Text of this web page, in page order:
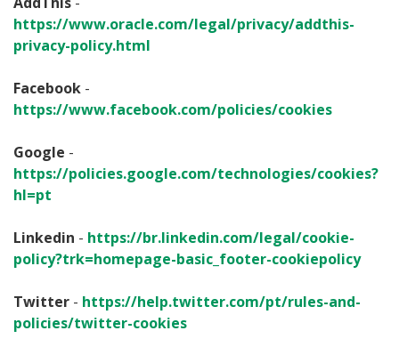
https://www.oracle.com/legal/privacy/addthis-
privacy-policy.html
Facebook -
https://www.facebook.com/policies/cookies
Google -
https://policies.google.com/technologies/cookies?
hl=pt
Linkedin - https://br.linkedin.com/legal/cookie-
policy?trk=homepage-basic_footer-cookiepolicy
Twitter - https://help.twitter.com/pt/rules-and-
policies/twitter-cookies